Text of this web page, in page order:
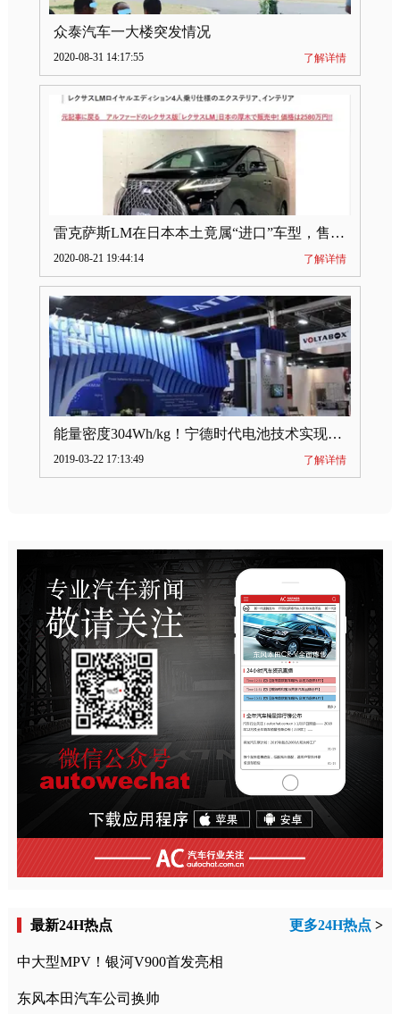
众泰汽车一大楼突发情况
2020-08-31 14:17:55 了解详情
雷克萨斯LM在日本本土竟属“进口”车型，售价2580万日元
2020-08-21 19:44:14 了解详情
能量密度304Wh/kg！宁德时代电池技术实现突破
2019-03-22 17:13:49 了解详情
最新24H热点 更多24H热点 >
中大型MPV！银河V900首发亮相
东风本田汽车公司换帅